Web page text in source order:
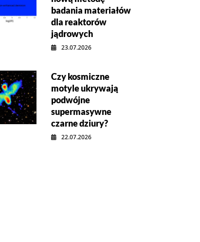
badania materiałów
dla reaktorów
jądrowych
23.07.2026
Czy kosmiczne
motyle ukrywają
podwójne
supermasywne
czarne dziury?
22.07.2026